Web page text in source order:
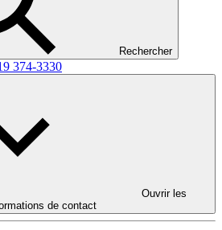
Rechercher
374-3330
Ouvrir les
de contact